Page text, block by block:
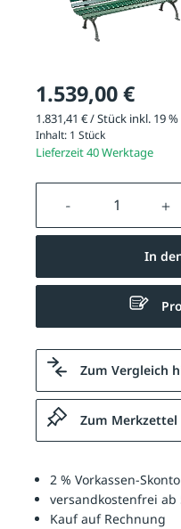
1.539,00 €
1.831,41 € / Stück inkl. 19
Inhalt: 1 Stück
Lieferzeit 40 Werktage
Produkt
In
Zum Vergleich
Zum
2 % Vorkassen-Skonto
versandkostenfrei ab
Kauf auf Rechnung